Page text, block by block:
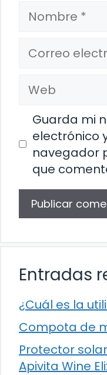
Nombre
Correo
electrónico
Web
Guarda mi
electrónico
navegador
que
Entradas
¿Cuál es la
Compota de
Protector
Apivita Wine